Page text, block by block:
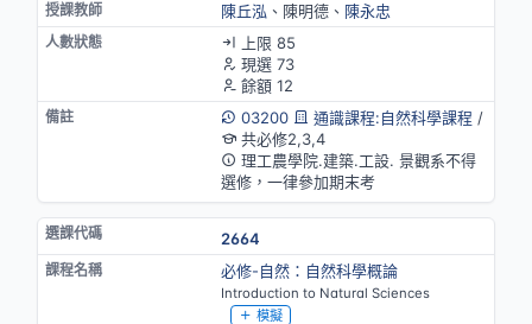
陳丘泓、陳明德、 陳永忠
上限 85
現選 73
餘額 12
03200
通識課程:自然科學課程 /
共必修2,3,4
理工農學院.建築.工設. 景觀系不得
選修，一律參加期末考
2664
必修-自然：自然科學概論
Introduction to Natural Sciences
模擬